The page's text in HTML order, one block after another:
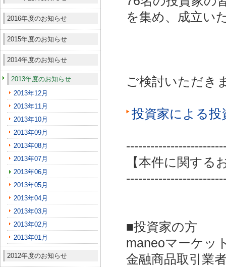
2016年度のお知らせ
2015年度のお知らせ
2014年度のお知らせ
2013年度のお知らせ
2013年12月
2013年11月
2013年10月
2013年09月
2013年08月
2013年07月
2013年06月
2013年05月
2013年04月
2013年03月
2013年02月
2013年01月
2012年度のお知らせ
を集め、成立い
ご検討いただき
投資家による
【本件に関する
■投資家の方
maneoマーケッ
金融商品取引業